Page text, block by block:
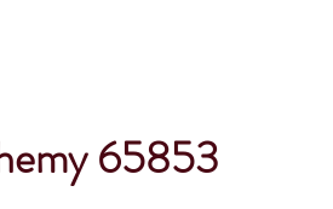
65853